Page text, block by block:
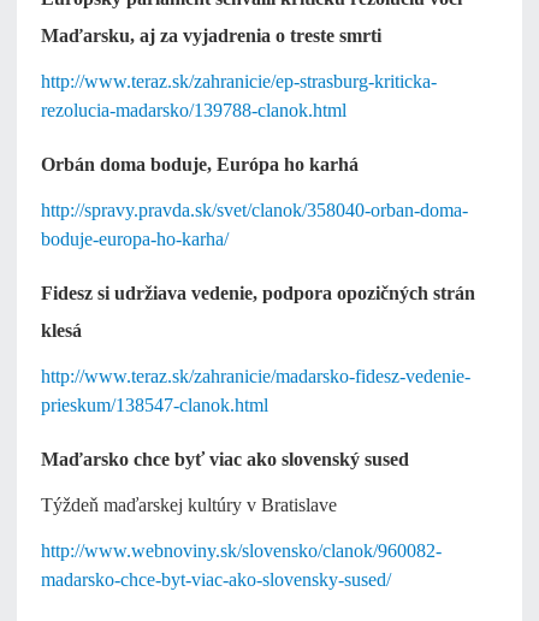
Maďarsku, aj za vyjadrenia o treste smrti
http://www.teraz.sk/zahranicie/ep-strasburg-kriticka-
rezolucia-madarsko/139788-clanok.html
Orbán doma boduje, Európa ho karhá
http://spravy.pravda.sk/svet/clanok/358040-orban-doma-
boduje-europa-ho-karha/
Fidesz si udržiava vedenie, podpora opozičných strán
klesá
http://www.teraz.sk/zahranicie/madarsko-fidesz-vedenie-
prieskum/138547-clanok.html
Maďarsko chce byť viac ako slovenský sused
Týždeň maďarskej kultúry v Bratislave
http://www.webnoviny.sk/slovensko/clanok/960082-
madarsko-chce-byt-viac-ako-slovensky-sused/